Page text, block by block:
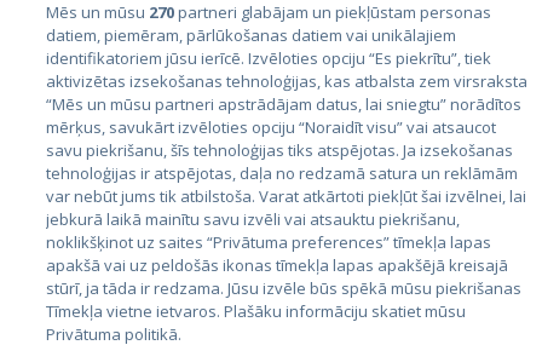
Valstis
Igaunija
Latvija
Lietuva
Mēs un mūsu 270partneri glabājam un piekļūstam personas
datiem, piemēram, pārlūkošanas datiem vai unikālajiem
identifikatoriem jūsu ierīcē. Izvēloties opciju “Es piekrītu”, tiek
aktivizētas izsekošanas tehnoloģijas, kas atbalsta zem virsraksta
“Mēs un mūsu partneri apstrādājam datus, lai sniegtu” norādītos
mērķus, savukārt izvēloties opciju “Noraidīt visu” vai atsaucot
savu piekrišanu, šīs tehnoloģijas tiks atspējotas. Ja izsekošanas
tehnoloģijas ir atspējotas, daļa no redzamā satura un reklāmām
var nebūt jums tik atbilstoša. Varat atkārtoti piekļūt šai izvēlnei, lai
jebkurā laikā mainītu savu izvēli vai atsauktu piekrišanu,
noklikšķinot uz saites “Privātuma preferences” tīmekļa lapas
apakšā vai uz peldošās ikonas tīmekļa lapas apakšējā kreisajā
stūrī, ja tāda ir redzama. Jūsu izvēle būs spēkā mūsu piekrišanas
Tīmekļa vietne ietvaros. Plašāku informāciju skatiet mūsu
Privātuma politikā.